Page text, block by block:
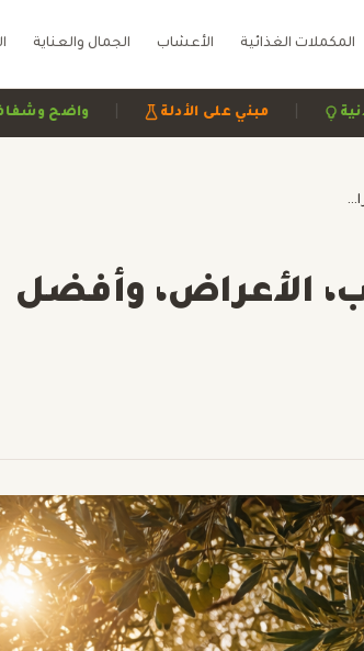
المكملات الغذائية الأعشاب الجمال والعناية
| مبني على الأدلة | صيدلانية
حساسية الزيتون: الأسباب، الأعراض، وأفضل العلاجات للتخفيف.
الأعراض، وأفضل